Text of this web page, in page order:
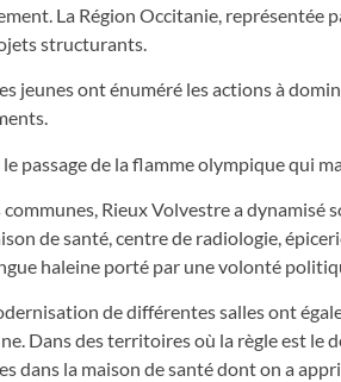
La Région Occitanie,
structurants.
jeunes ont énuméré les actions à
le passage de la flamme olympique qui
Rieux Volvestre a dynamisé
de santé, centre de radiologie,
haleine porté par une volonté
de différentes salles ont
Dans des territoires où la règle est le
dans la maison de santé dont on a